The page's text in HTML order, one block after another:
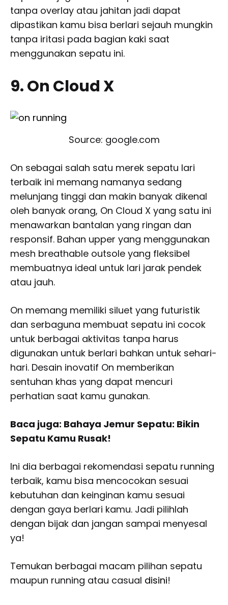
tanpa overlay atau jahitan jadi dapat
dipastikan kamu bisa berlari sejauh mungkin
tanpa iritasi pada bagian kaki saat
menggunakan sepatu ini.
9. On Cloud X
Source: google.com
On sebagai salah satu merek sepatu lari
terbaik ini memang namanya sedang
melunjang tinggi dan makin banyak dikenal
oleh banyak orang, On Cloud X yang satu ini
menawarkan bantalan yang ringan dan
responsif. Bahan upper yang menggunakan
mesh breathable outsole yang fleksibel
membuatnya ideal untuk lari jarak pendek
atau jauh.
On memang memiliki siluet yang futuristik
dan serbaguna membuat sepatu ini cocok
untuk berbagai aktivitas tanpa harus
digunakan untuk berlari bahkan untuk sehari-
hari. Desain inovatif On memberikan
sentuhan khas yang dapat mencuri
perhatian saat kamu gunakan.
Baca juga: Bahaya Jemur Sepatu: Bikin
Sepatu Kamu Rusak!
Ini dia berbagai rekomendasi sepatu running
terbaik, kamu bisa mencocokan sesuai
kebutuhan dan keinginan kamu sesuai
dengan gaya berlari kamu. Jadi pilihlah
dengan bijak dan jangan sampai menyesal
ya!
Temukan berbagai macam pilihan sepatu
maupun running atau casual disini!